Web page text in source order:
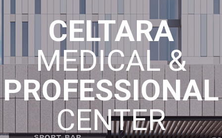
CELTARA
MEDICAL &
PROFESSIONAL
CENTER